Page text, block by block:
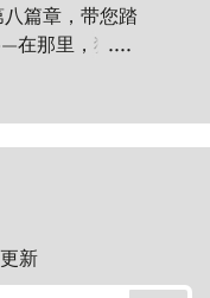
八篇章，带您踏
在那里，狂风
内塔（Torres
傲然向苍穹发
....
新